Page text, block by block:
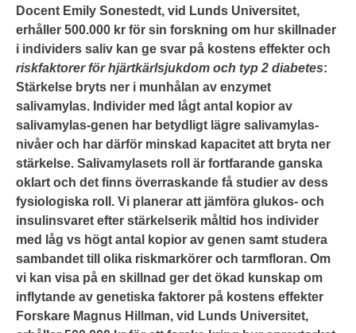
Docent Emily Sonestedt, vid Lunds Universitet,
erhåller 500.000 kr för sin forskning om hur skillnader
i individers saliv kan ge svar på kostens effekter och
riskfaktorer för hjärtkärlsjukdom och typ 2 diabetes:
Stärkelse bryts ner i munhålan av enzymet
salivamylas. Individer med lågt antal kopior av
salivamylas-genen har betydligt lägre salivamylas-
nivåer och har därför minskad kapacitet att bryta ner
stärkelse. Salivamylasets roll är fortfarande ganska
oklart och det finns överraskande få studier av dess
fysiologiska roll. Vi planerar att jämföra glukos- och
insulinsvaret efter stärkelserik måltid hos individer
med låg vs högt antal kopior av genen samt studera
sambandet till olika riskmarkörer och tarmfloran. Om
vi kan visa på en skillnad ger det ökad kunskap om
inflytande av genetiska faktorer på kostens effekter
Forskare Magnus Hillman, vid Lunds Universitet,